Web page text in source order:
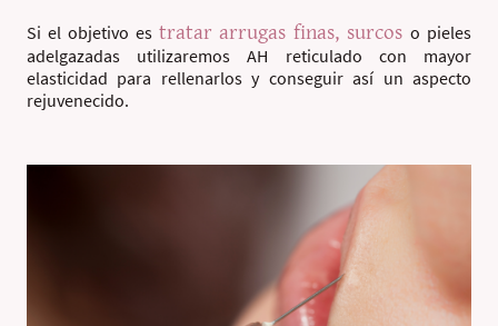
Si el objetivo es tratar arrugas finas, surcos o pieles
adelgazadas utilizaremos AH reticulado con mayor
elasticidad para rellenarlos y conseguir así un aspecto
rejuvenecido.